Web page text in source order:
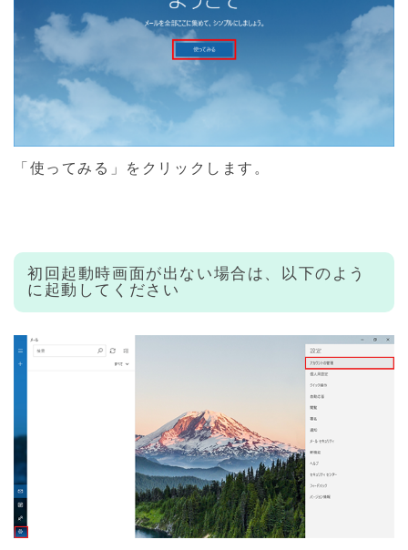
「使ってみる」をクリックします。
初回起動時画面が出ない場合は、以下のよう
に起動してください